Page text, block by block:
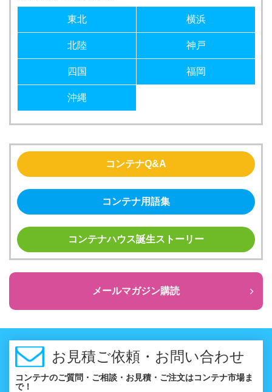
東北 横浜
北陸 神戸
四国 福岡
沖縄
コンテナQ&A
コンテナ用語集
コンテナハウス誕生ストーリー
メールマガジン購読
お見積ご依頼・お問い合わせ
コンテナのご質問・ご相談・お見積・ご注文はコンテナ市場ま
で！